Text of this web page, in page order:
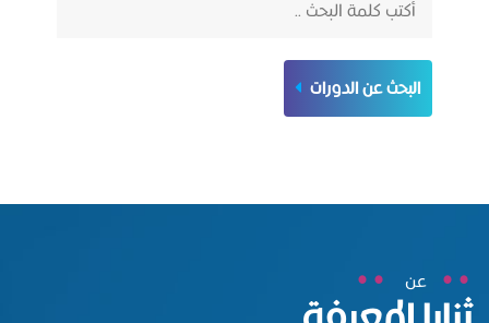
البحث عن الدورات
عن